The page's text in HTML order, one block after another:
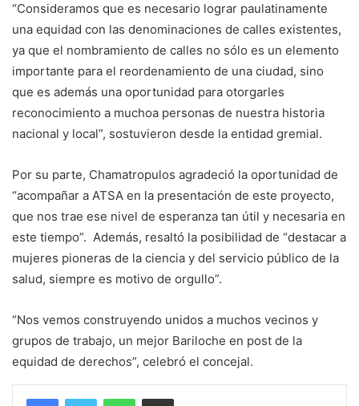
“Consideramos que es necesario lograr paulatinamente
una equidad con las denominaciones de calles existentes,
ya que el nombramiento de calles no sólo es un elemento
importante para el reordenamiento de una ciudad, sino
que es además una oportunidad para otorgarles
reconocimiento a muchoa personas de nuestra historia
nacional y local”, sostuvieron desde la entidad gremial.
Por su parte, Chamatropulos agradeció la oportunidad de
“acompañar a ATSA en la presentación de este proyecto,
que nos trae ese nivel de esperanza tan útil y necesaria en
este tiempo”. Además, resaltó la posibilidad de “destacar a
mujeres pioneras de la ciencia y del servicio público de la
salud, siempre es motivo de orgullo”.
“Nos vemos construyendo unidos a muchos vecinos y
grupos de trabajo, un mejor Bariloche en post de la
equidad de derechos”, celebró el concejal.
WhatsAppCompartir